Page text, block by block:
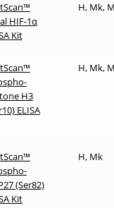
HIF-1α
Kit
H, Mk,
H3
ELISA
H, Mk,
(Ser82)
Kit
H, Mk